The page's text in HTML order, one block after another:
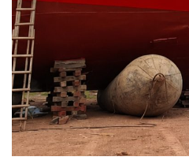
Peluncuran Tug
Sistem INTESO
Airbag
MARINE AIRBAG